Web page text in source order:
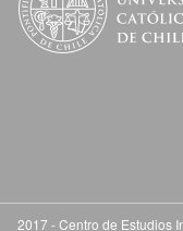
2017 - Centro de Estudios